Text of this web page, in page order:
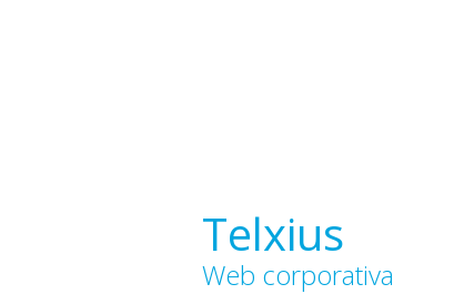
Telxius
Web corporativa